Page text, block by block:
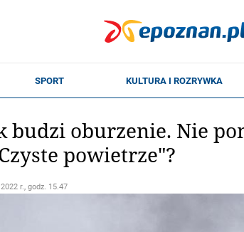
budzi oburzenie. Nie
powietrze"?
r., godz. 15.47